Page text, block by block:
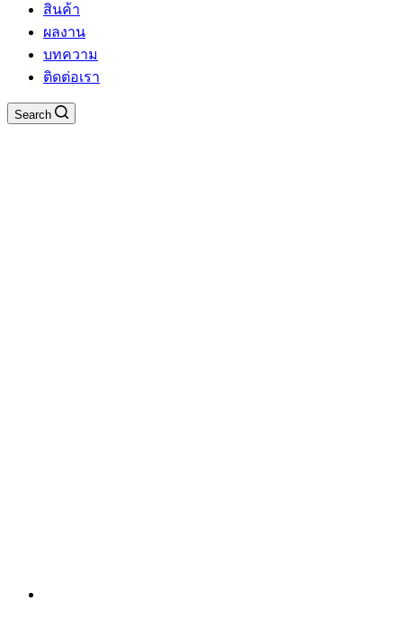
สินค้า
ผลงาน
บทความ
ติดต่อเรา
Search